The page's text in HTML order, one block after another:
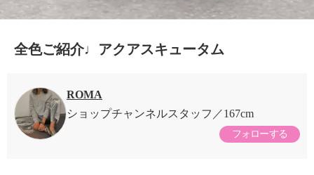
全色ご紹介♩アクアスキュータム
ROMA
ショップチャンネルスタッフ
167cm
フォローする